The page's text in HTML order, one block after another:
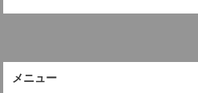
メニュー